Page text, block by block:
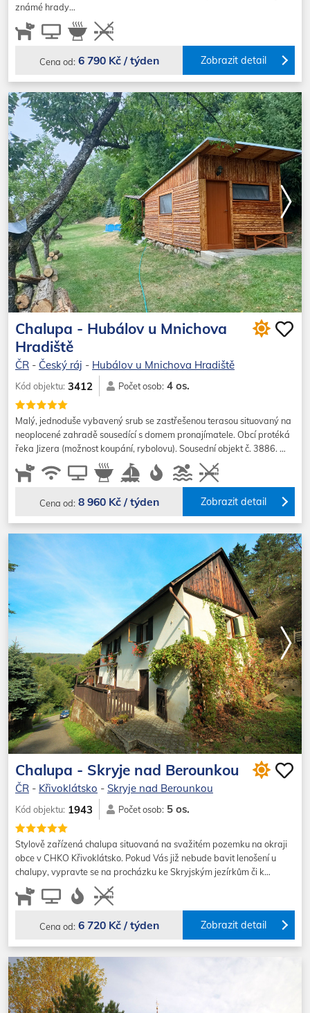
známé hrady…
Cena od: 6 790 Kč / týden Zobrazit detail
Chalupa - Hubálov u Mnichova
Hradiště
ČR - Český ráj - Hubálov u Mnichova Hradiště
Kód objektu: 3412 Počet osob: 4 os.
Malý, jednoduše vybavený srub se zastřešenou terasou situovaný na
neoplocené zahradě sousedící s domem pronajímatele. Obcí protéká
řeka Jizera (možnost koupání, rybolovu). Sousední objekt č. 3886. …
Cena od: 8 960 Kč / týden Zobrazit detail
Chalupa - Skryje nad Berounkou
ČR - Křivoklátsko - Skryje nad Berounkou
Kód objektu: 1943 Počet osob: 5 os.
Stylově zařízená chalupa situovaná na svažitém pozemku na okraji
obce v CHKO Křivoklátsko. Pokud Vás již nebude bavit lenošení u
chalupy, vypravte se na procházku ke Skryjským jezírkům či k…
Cena od: 6 720 Kč / týden Zobrazit detail